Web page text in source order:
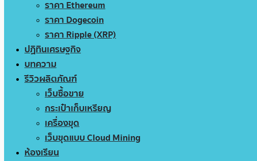
ราคา Ethereum
ราคา Dogecoin
ราคา Ripple (XRP)
ปฏิทินเศรษฐกิจ
บทความ
รีวิวผลิตภัณฑ์
เว็บซื้อขาย
กระเป๋าเก็บเหรียญ
เครื่องขุด
เว็บขุดแบบ Cloud Mining
ห้องเรียน